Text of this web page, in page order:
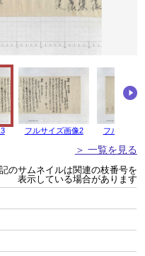
フルサイズ画像2 フルサイズ
＞ 一覧を見る
のサムネイルは関連の枝番号を
表示している場合があります